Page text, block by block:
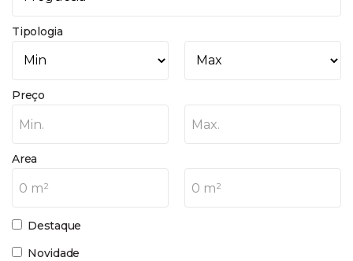
Tipologia
Preço
Min. Max.
Area
0 m² 0 m²
Destaque
Novidade